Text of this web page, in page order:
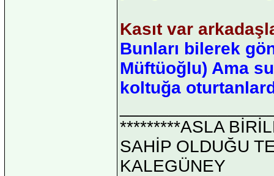
Kasıt var
Bunları bilerek
Müftüoğlu) Ama
koltuğa
*********ASLA
SAHİP OLDUĞU
KALEGÜNEY